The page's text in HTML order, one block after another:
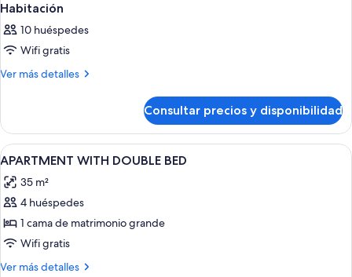
Habitación
10 huéspedes
Wifi gratis
Ver más detalles
Más
Consultar precios y disponibilidad
Abrir
todas
las
fotos
de
APARTMENT
WITH
Caja fuerte, escritorio, espacio para
3
APARTMENT WITH DOUBLE BED
35 m²
4 huéspedes
1 cama de matrimonio grande
Wifi gratis
Ver más detalles
Más